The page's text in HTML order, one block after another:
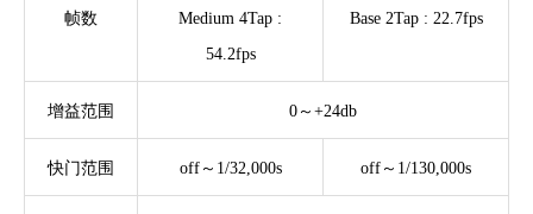
帧数
Medium 4Tap :
54.2fps
Base 2Tap : 22.7fps
增益范围 0～+24db
快门范围 off～1/32,000s off～1/130,000s